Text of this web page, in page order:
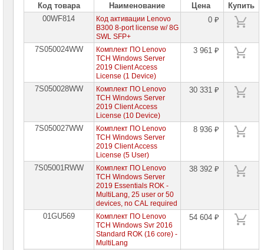
Серверы
Huawei
DELL
Серверы
SystemX
►
ThinkSystem
Lenovo
Код товара Наименование Цена
Купить
00WF814
Код активации Lenovo
B300 8-port license w/ 8G
SWL SFP+
0 ₽
7S050024WW
Комплект ПО Lenovo
TCH Windows Server
2019 Client Access
License (1 Device)
3 961 ₽
7S050028WW
Комплект ПО Lenovo
TCH Windows Server
2019 Client Access
License (10 Device)
30 331 ₽
7S050027WW
Комплект ПО Lenovo
TCH Windows Server
2019 Client Access
License (5 User)
8 936 ₽
7S05001RWW
Комплект ПО Lenovo
TCH Windows Server
2019 Essentials ROK -
MultiLang, 25 user or 50
devices, no CAL required
38 392 ₽
01GU569
Комплект ПО Lenovo
TCH Windows Svr 2016
Standard ROK (16 core) -
MultiLang
54 604 ₽